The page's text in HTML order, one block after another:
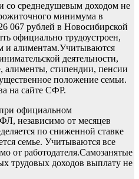
со среднедушевым доходом не
минимума в
067 рублей в Новосибирской
официально трудоустроен,
и алиментам.Учитываются
деятельности,
алименты, стипендии, пенсии
положение семьи.
на сайте СФР.
официальном
независимо от месяцев
по сниженной ставке
семье. Учитываются все
от работодателя.Самозанятые
трудовых доходов выплату не